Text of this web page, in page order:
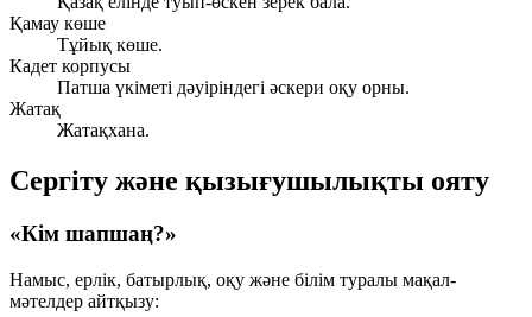
Қамау көше
Тұйық көше.
Кадет корпусы
Патша үкіметі дәуіріндегі әскери оқу орны.
Жатақ
Жатақхана.
Сергіту және қызығушылықты ояту
«Кім шапшаң?»
Намыс, ерлік, батырлық, оқу және білім туралы мақал-
мәтелдер айтқызу: